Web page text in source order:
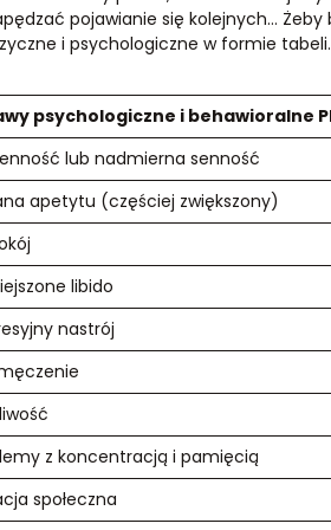
pojawianie się kolejnych… Żeby
i psychologiczne w formie tabeli.
psychologiczne i behawioralne
lub nadmierna senność
apetytu (częściej zwiększony)
libido
nastrój
z koncentracją i pamięcią
społeczna